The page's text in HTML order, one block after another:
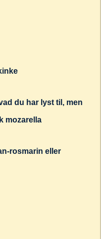
du har lyst til, men
mozarella
rosmarin eller